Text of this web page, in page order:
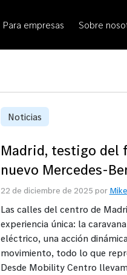
Para empresas Sobre
Noticias
Madrid, testigo del
nuevo Mercedes-
22 de diciembre de 2025 por
Las calles del centro de
experiencia única: la
eléctrico, una acción
movimiento, todo lo que
Desde Mobility Centro